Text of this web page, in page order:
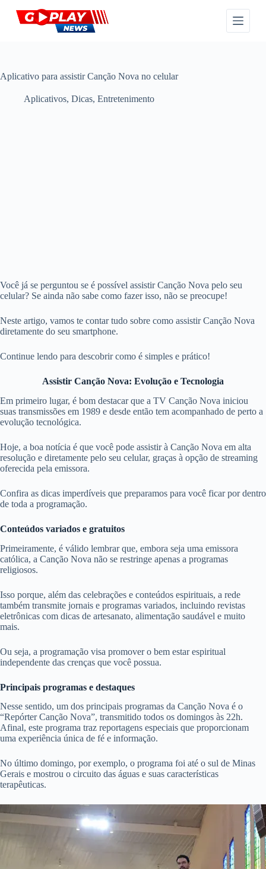
P
a
Aplicativo para assistir Canção Nova no celular
Aplicativos, Dicas, Entretenimento
Você já se perguntou se é possível assistir Canção Nova pelo seu
celular? Se ainda não sabe como fazer isso, não se preocupe!
Neste artigo, vamos te contar tudo sobre como assistir Canção Nova
diretamente do seu smartphone.
Continue lendo para descobrir como é simples e prático!
Assistir Canção Nova: Evolução e Tecnologia
Em primeiro lugar, é bom destacar que a TV Canção Nova iniciou
suas transmissões em 1989 e desde então tem acompanhado de perto a
evolução tecnológica.
Hoje, a boa notícia é que você pode assistir à Canção Nova em alta
resolução e diretamente pelo seu celular, graças à opção de streaming
oferecida pela emissora.
Confira as dicas imperdíveis que preparamos para você ficar por dentro
de toda a programação.
Conteúdos variados e gratuitos
Primeiramente, é válido lembrar que, embora seja uma emissora
católica, a Canção Nova não se restringe apenas a programas
religiosos.
Isso porque, além das celebrações e conteúdos espirituais, a rede
também transmite jornais e programas variados, incluindo revistas
eletrônicas com dicas de artesanato, alimentação saudável e muito
mais.
Ou seja, a programação visa promover o bem estar espiritual
independente das crenças que você possua.
Principais programas e destaques
Nesse sentido, um dos principais programas da Canção Nova é o
“Repórter Canção Nova”, transmitido todos os domingos às 22h.
Afinal, este programa traz reportagens especiais que proporcionam
uma experiência única de fé e informação.
No último domingo, por exemplo, o programa foi até o sul de Minas
Gerais e mostrou o circuito das águas e suas características
terapêuticas.